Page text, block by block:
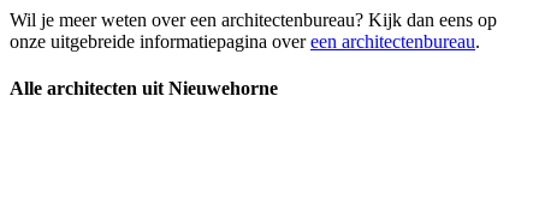
Wil je meer weten over een architectenbureau? Kijk dan eens op
onze uitgebreide informatiepagina overeen architectenbureau.
Alle architecten uit Nieuwehorne